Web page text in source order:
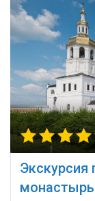
Экскурсия
монастырь